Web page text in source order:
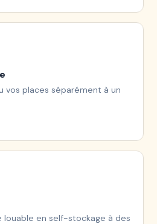
vos places séparément à un
louable en self-stockage à des